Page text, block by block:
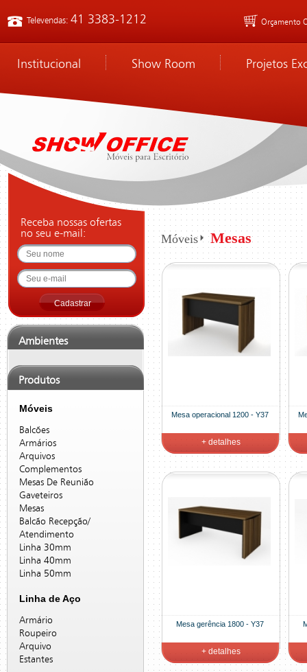
Televendas: 41 3383-1212 Orçamento
Institucional Show Room Projetos
Receba nossas ofertas
no seu e-mail:
Ambientes
Produtos
Móveis
Balcões
Armários
Arquivos
Complementos
Mesas De Reunião
Gaveteiros
Mesas
Balcão Recepção/
Atendimento
Linha 30mm
Linha 40mm
Linha 50mm
Linha de Aço
Armário
Roupeiro
Arquivo
Estantes
Móveis Mesas
Mesa operacional 1200 - Y37
+ detalhes
Mesa gerência 1800 - Y37
+ detalhes